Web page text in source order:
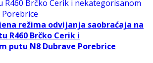
režima odvijanja saobraćaja na
R460 Brčko Cerik i
putu N8 Dubrave Porebrice